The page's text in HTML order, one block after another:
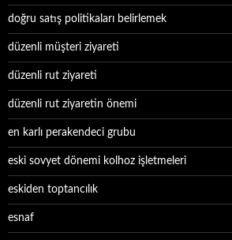
doğru satış politikaları belirlemek
düzenli müşteri ziyareti
düzenli rut ziyareti
düzenli rut ziyaretin önemi
en karlı perakendeci grubu
eski sovyet dönemi kolhoz işletmeleri
eskiden toptancılık
esnaf